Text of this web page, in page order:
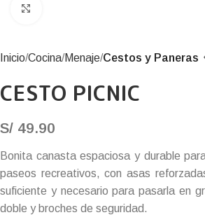
Inicio Cocina Menaje Cestos y Paneras
CESTO PICNIC
S/ 49.90
Bonita canasta espaciosa y durable
paseos recreativos, con asas
suficiente y necesario para pasarla en
doble y broches de seguridad.